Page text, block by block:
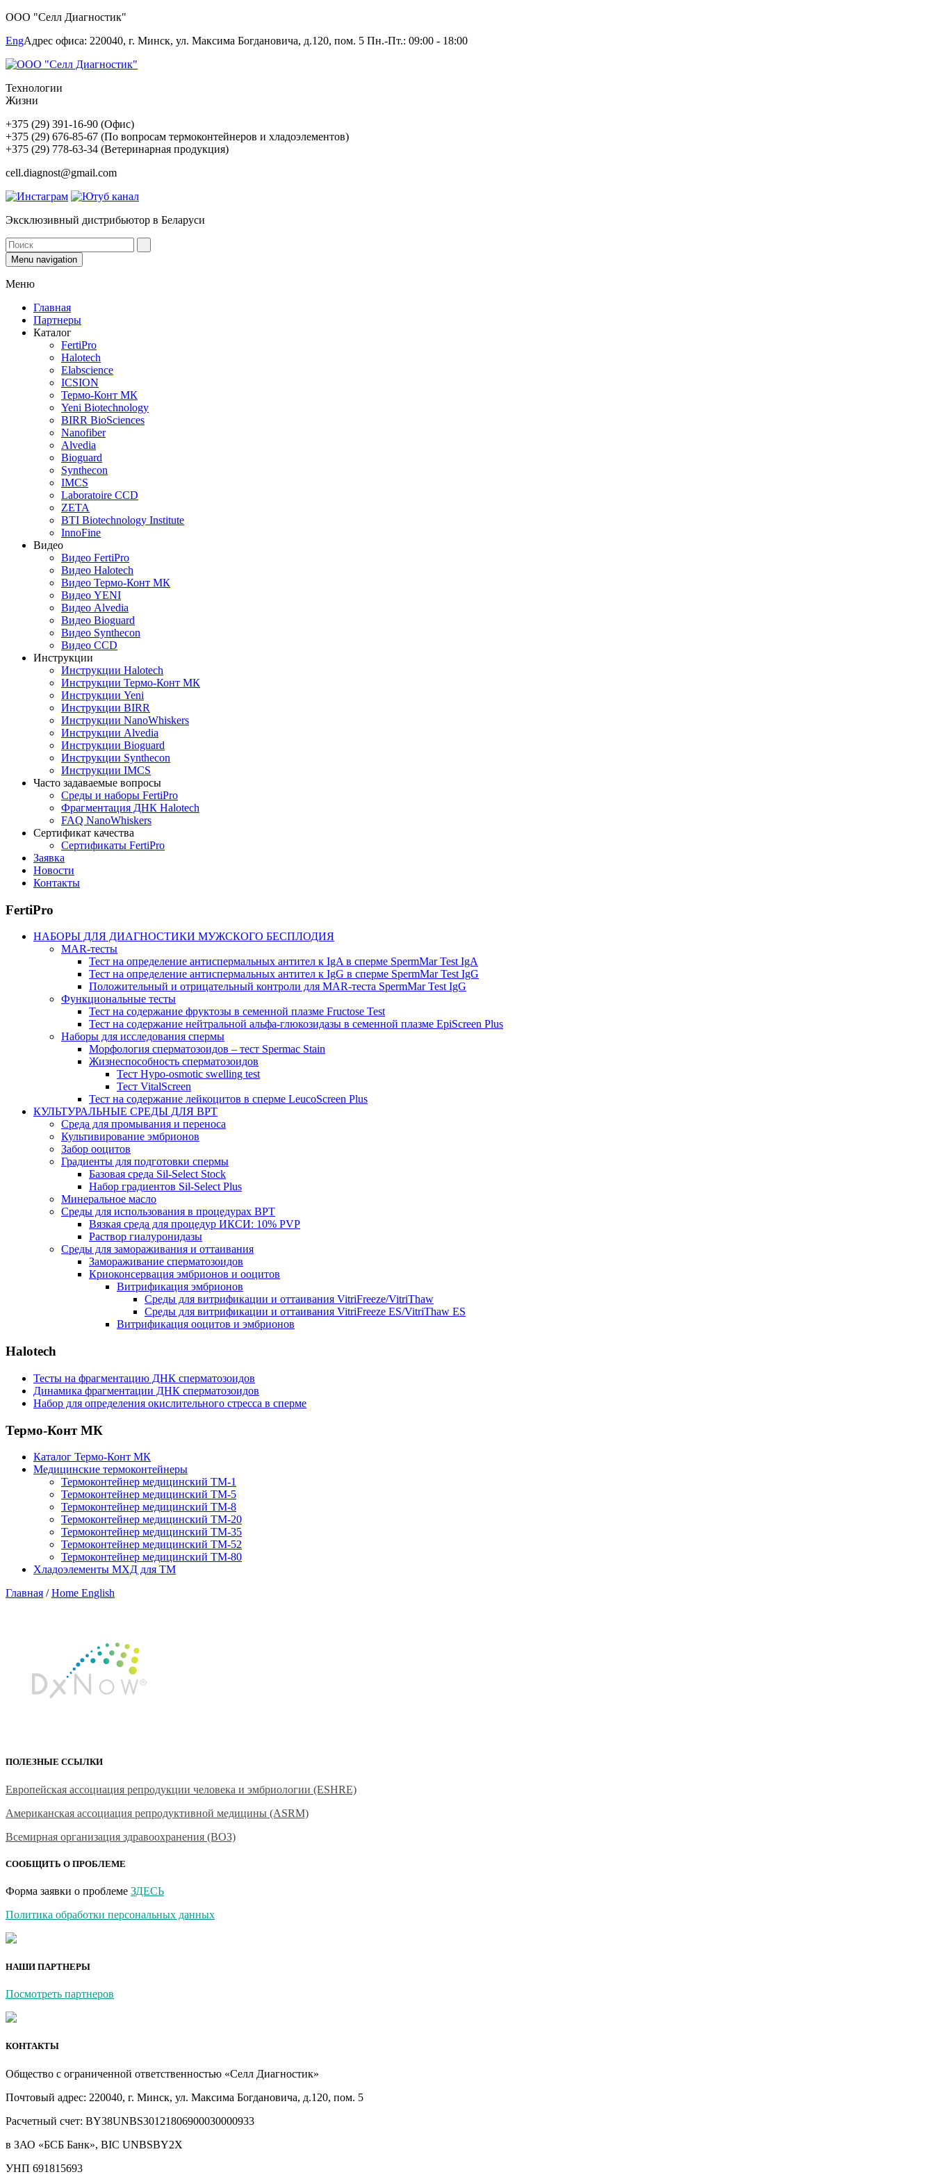
ООО "Селл Диагностик"
EngАдрес офиса: 220040, г. Минск, ул. Максима Богдановича, д.120, пом. 5 Пн.-Пт.: 09:00 - 18:00
Технологии
Жизни
+375 (29) 391-16-90 (Офис)
+375 (29) 676-85-67 (По вопросам термоконтейнеров и хладоэлементов)
+375 (29) 778-63-34 (Ветеринарная продукция)
cell.diagnost@gmail.com
Эксклюзивный дистрибьютор в Беларуси
Menu navigation
Меню
Главная
Партнеры
Каталог
FertiPro
Halotech
Elabscience
ICSION
Термо-Конт МК
Yeni Biotechnology
BIRR BioSciences
Nanofiber
Alvedia
Bioguard
Synthecon
IMCS
Laboratoire CCD
ZETA
BTI Biotechnology Institute
InnoFine
Видео
Видео FertiPro
Видео Halotech
Видео Термо-Конт МК
Видео YENI
Видео Alvedia
Видео Bioguard
Видео Synthecon
Видео CCD
Инструкции
Инструкции Halotech
Инструкции Термо-Конт МК
Инструкции Yeni
Инструкции BIRR
Инструкции NanoWhiskers
Инструкции Alvedia
Инструкции Bioguard
Инструкции Synthecon
Инструкции IMCS
Часто задаваемые вопросы
Среды и наборы FertiPro
Фрагментация ДНК Halotech
FAQ NanoWhiskers
Сертификат качества
Сертификаты FertiPro
Заявка
Новости
Контакты
FertiPro
НАБОРЫ ДЛЯ ДИАГНОСТИКИ МУЖСКОГО БЕСПЛОДИЯ
MAR-тесты
Тест на определение антиспермальных антител к IgA в сперме SpermMar Test IgA
Тест на определение антиспермальных антител к IgG в сперме SpermMar Test IgG
Положительный и отрицательный контроли для MAR-теста SpermMar Test IgG
Функциональные тесты
Тест на содержание фруктозы в семенной плазме Fructose Test
Тест на содержание нейтральной альфа-глюкозидазы в семенной плазме EpiScreen Plus
Наборы для исследования спермы
Морфология сперматозоидов – тест Spermac Stain
Жизнеспособность сперматозоидов
Тест Hypo-osmotic swelling test
Тест VitalScreen
Тест на содержание лейкоцитов в сперме LeucoScreen Plus
КУЛЬТУРАЛЬНЫЕ СРЕДЫ ДЛЯ ВРТ
Среда для промывания и переноса
Культивирование эмбрионов
Забор ооцитов
Градиенты для подготовки спермы
Базовая среда Sil-Select Stock
Набор градиентов Sil-Select Plus
Минеральное масло
Среды для использования в процедурах ВРТ
Вязкая среда для процедур ИКСИ: 10% PVP
Раствор гиалуронидазы
Среды для замораживания и оттаивания
Замораживание сперматозоидов
Криоконсервация эмбрионов и ооцитов
Витрификация эмбрионов
Среды для витрификации и оттаивания VitriFreeze/VitriThaw
Среды для витрификации и оттаивания VitriFreeze ES/VitriThaw ES
Витрификация ооцитов и эмбрионов
Halotech
Тесты на фрагментацию ДНК сперматозоидов
Динамика фрагментации ДНК сперматозоидов
Набор для определения окислительного стресса в сперме
Термо-Конт МК
Каталог Термо-Конт МК
Медицинские термоконтейнеры
Термоконтейнер медицинский ТМ-1
Термоконтейнер медицинский ТМ-5
Термоконтейнер медицинский ТМ-8
Термоконтейнер медицинский ТМ-20
Термоконтейнер медицинский ТМ-35
Термоконтейнер медицинский ТМ-52
Термоконтейнер медицинский ТМ-80
Хладоэлементы МХД для ТМ
Главная /Home English
ПОЛЕЗНЫЕ ССЫЛКИ
Европейская ассоциация репродукции человека и эмбриологии (ESHRE)
Американская ассоциация репродуктивной медицины (ASRM)
Всемирная организация здравоохранения (ВОЗ)
СООБЩИТЬ О ПРОБЛЕМЕ
Форма заявки о проблеме ЗДЕСЬ
Политика обработки персональных данных
НАШИ ПАРТНЕРЫ
Посмотреть партнеров
КОНТАКТЫ
Общество с ограниченной ответственностью «Селл Диагностик»
Почтовый адрес: 220040, г. Минск, ул. Максима Богдановича, д.120, пом. 5
Расчетный счет: BY38UNBS30121806900030000933
в ЗАО «БСБ Банк», BIC UNBSBY2X
УНП 691815693